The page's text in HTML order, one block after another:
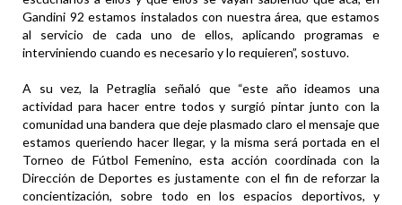
Gandini 92 estamos instalados con nuestra área, que estamos
al servicio de cada uno de ellos, aplicando programas e
interviniendo cuando es necesario y lo requieren”, sostuvo.
A su vez, la Petraglia señaló que “este año ideamos una
actividad para hacer entre todos y surgió pintar junto con la
comunidad una bandera que deje plasmado claro el mensaje que
estamos queriendo hacer llegar, y la misma será portada en el
Torneo de Fútbol Femenino, esta acción coordinada con la
Dirección de Deportes es justamente con el fin de reforzar la
concientización, sobre todo en los espacios deportivos, y